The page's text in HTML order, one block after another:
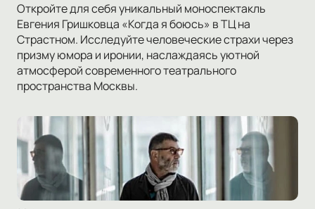
Откройте для себя уникальный моноспектакль
Евгения Гришковца «Когда я боюсь» в ТЦ на
Страстном. Исследуйте человеческие страхи через
призму юмора и иронии, наслаждаясь уютной
атмосферой современного театрального
пространства Москвы.